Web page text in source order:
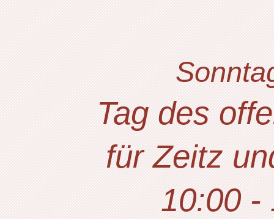
Sonntag
Tag des
für Zeitz und
10:00 -